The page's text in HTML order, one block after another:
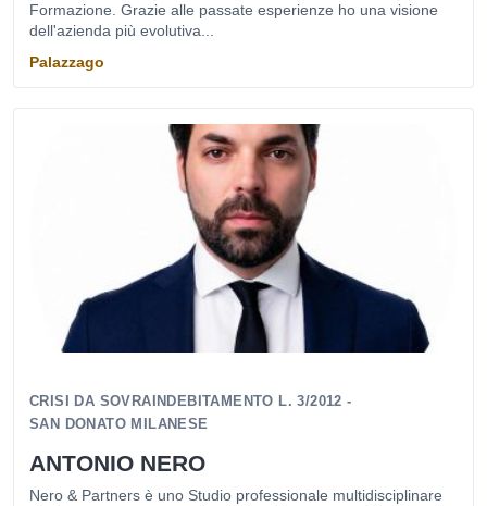
Formazione. Grazie alle passate esperienze ho una visione
dell'azienda più evolutiva...
Palazzago
CRISI DA SOVRAINDEBITAMENTO L. 3/2012 -
SAN DONATO MILANESE
ANTONIO NERO
Nero & Partners è uno Studio professionale multidisciplinare